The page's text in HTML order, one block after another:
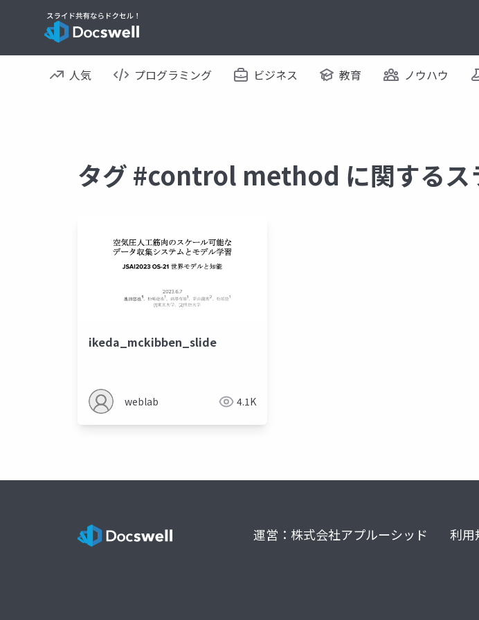
人気 プログラミング ビジネス 教育 ノウハウ
タグ #control method に関するス
ikeda_mckibben_slide
weblab 4.1K
運営：株式会社アプルーシッド 利用